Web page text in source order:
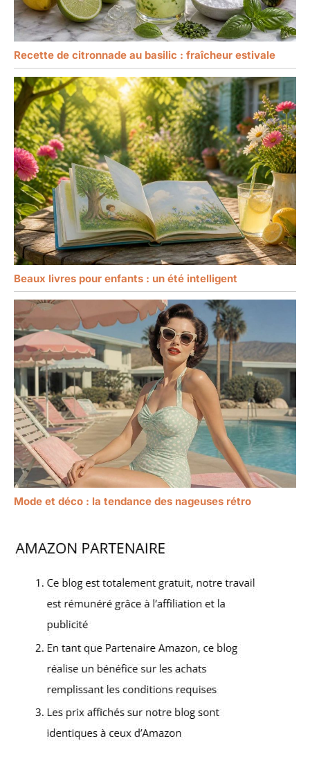
Recette de citronnade au basilic : fraîcheur estivale
Beaux livres pour enfants : un été intelligent
Mode et déco : la tendance des nageuses rétro